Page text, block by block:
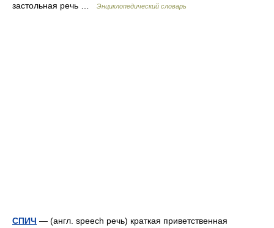
застольная речь …
Энциклопедический словарь
СПИЧ — (англ. speech речь) краткая приветственная